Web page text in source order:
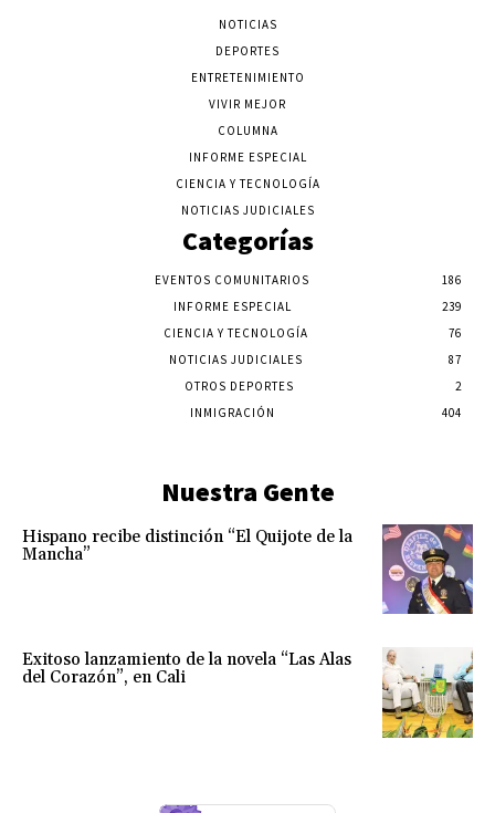
NOTICIAS
DEPORTES
ENTRETENIMIENTO
VIVIR MEJOR
COLUMNA
INFORME ESPECIAL
CIENCIA Y TECNOLOGÍA
NOTICIAS JUDICIALES
Categorías
EVENTOS COMUNITARIOS
186
INFORME ESPECIAL
239
CIENCIA Y TECNOLOGÍA
76
NOTICIAS JUDICIALES
87
OTROS DEPORTES
2
INMIGRACIÓN
404
Nuestra Gente
Hispano recibe distinción “El Quijote de la
Mancha”
Exitoso lanzamiento de la novela “Las Alas
del Corazón”, en Cali